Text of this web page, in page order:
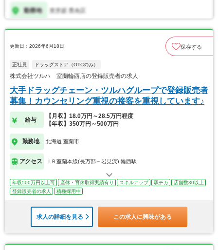
更新日：2026年6月18日 保存する
正社員 ドラッグストア（OTCのみ）
株式会社ツルハ 室蘭輪西店の登録販売者の求人
大手ドラッグチェーン・ツルハグループで登録販売者
募集！カウンセリング重視の接客を重視しています♪
給与
【月収】18.0万円～28.5万円程度
【年収】350万円～500万円
勤務地 北海道 室蘭市
アクセス ＪＲ室蘭本線(長万部－岩見沢) 輪西駅
年収500万円以上可 産休・育休取得実績有り スキルアップ 駅チカ
店舗数30以上
登録販売者の求人
積極採用中
求人の詳細を見る この求人に興味がある